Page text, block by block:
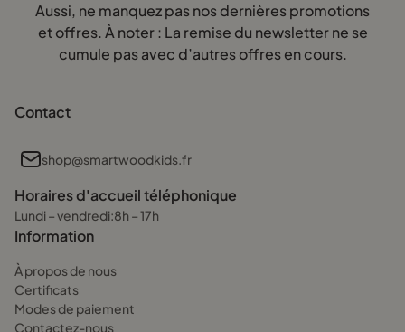
Aussi, ne manquez pas nos dernières promotions
et offres. À noter : La remise du newsletter ne se
cumule pas avec d’autres offres en cours.
Contact
shop@smartwoodkids.fr
Horaires d'accueil téléphonique
Lundi – vendredi:8h – 17h
Information
À propos de nous
Certificats
Modes de paiement
Contactez-nous